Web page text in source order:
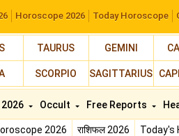
Horoscope 2026 Today Horoscope
TAURUS GEMINI
SCORPIO SAGITTARIUS
2026 राशिफल 2026 Today's
2026 Occult Free Reports